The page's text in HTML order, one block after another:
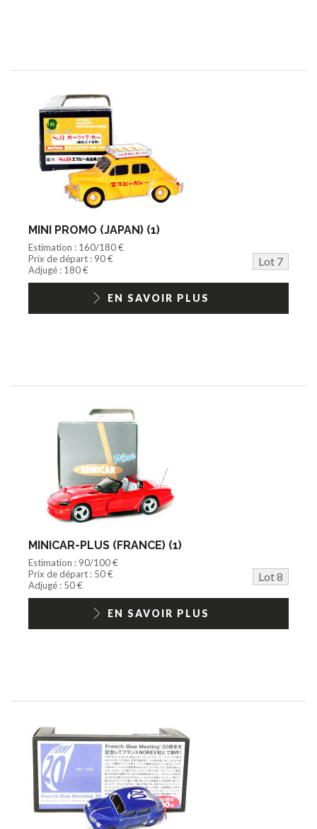
MINI PROMO (JAPAN) (1)
Estimation : 160/180 €
Prix de départ : 90 €
Lot 7
Adjugé : 180 €
EN SAVOIR PLUS
MINICAR-PLUS (FRANCE) (1)
Estimation : 90/100 €
Prix de départ : 50 €
Lot 8
Adjugé : 50 €
EN SAVOIR PLUS